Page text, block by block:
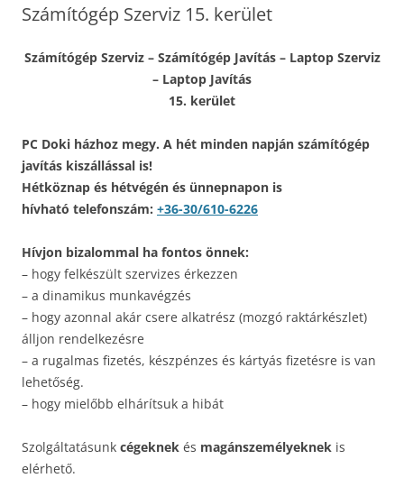
Számítógép Szerviz 15. kerület
Számítógép Szerviz – Számítógép Javítás – Laptop Szerviz
– Laptop Javítás
15. kerület
PC Doki házhoz megy. A hét minden napján számítógép
javítás kiszállással is!
Hétköznap és hétvégén és ünnepnapon is
hívható telefonszám: +36-30/610-6226
Hívjon bizalommal ha fontos önnek:
– hogy felkészült szervizes érkezzen
– a dinamikus munkavégzés
– hogy azonnal akár csere alkatrész (mozgó raktárkészlet)
álljon rendelkezésre
– a rugalmas fizetés, készpénzes és kártyás fizetésre is van
lehetőség.
– hogy mielőbb elhárítsuk a hibát
Szolgáltatásunk cégeknek és magánszemélyeknek is
elérhető.